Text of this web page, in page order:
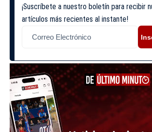
¡Suscríbete a nuestro boletín para recibir
artículos más recientes al instante!